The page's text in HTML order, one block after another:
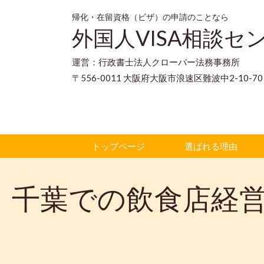
帰化・在留資格（ビザ）の申請のことなら
外国人VISA相談セ
運営：行政書士法人クローバー法務事務所
〒556-0011 大阪府大阪市浪速区難波中2-10-
トップページ 選ばれる理由
千葉での飲食店経